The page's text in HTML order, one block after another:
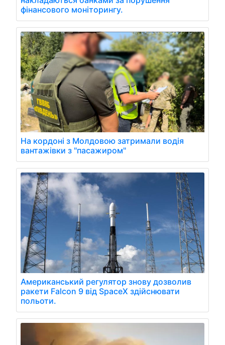
фінансового моніторингу.
На кордоні з Молдовою затримали водія
вантажівки з "пасажиром"
Американський регулятор знову дозволив
ракети Falcon 9 від SpaceX здійснювати
польоти.